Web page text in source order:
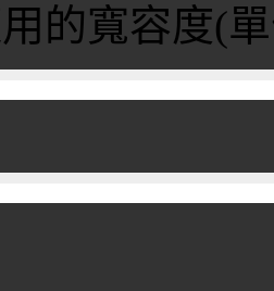
的寬容度(